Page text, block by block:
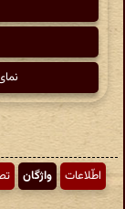
اطّلاعات واژگان